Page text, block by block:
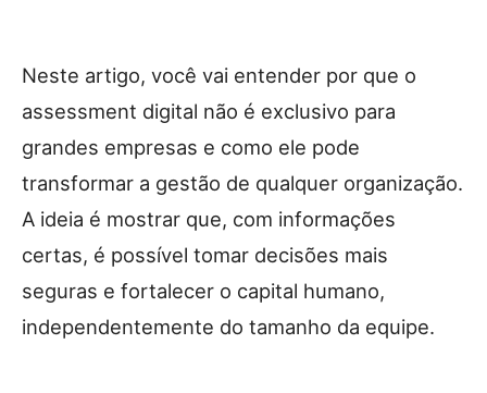
Neste artigo, você vai entender por que o
assessment digital não é exclusivo para
grandes empresas e como ele pode
transformar a gestão de qualquer organização.
A ideia é mostrar que, com informações
certas, é possível tomar decisões mais
seguras e fortalecer o capital humano,
independentemente do tamanho da equipe.